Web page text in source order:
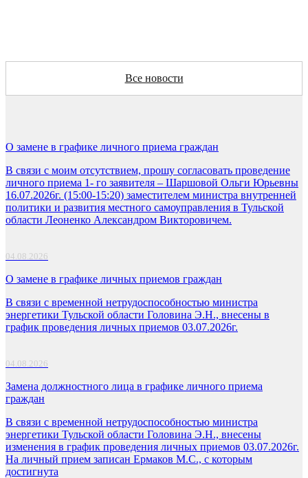
Все новости
О замене в графике личного приема граждан
В связи с моим отсутствием, прошу согласовать проведение
личного приема 1- го заявителя – Шаршовой Ольги Юрьевны
16.07.2026г. (15:00-15:20) заместителем министра внутренней
политики и развития местного самоуправления в Тульской
области Леоненко Александром Викторовичем.
04.08.2026
О замене в графике личных приемов граждан
В связи с временной нетрудоспособностью министра
энергетики Тульской области Головина Э.Н., внесены в
график проведения личных приемов 03.07.2026г.
04.08.2026
Замена должностного лица в графике личного приема
граждан
В связи с временной нетрудоспособностью министра
энергетики Тульской области Головина Э.Н., внесены
изменения в график проведения личных приемов 03.07.2026г.
На личный прием записан Ермаков М.С., с которым
достигнута